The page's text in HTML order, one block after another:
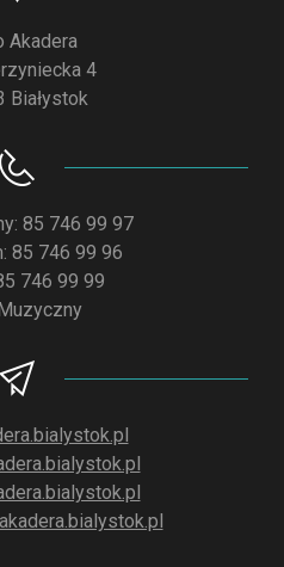
Akadera
4
Białystok
85 746 99 97
85 746 99 96
746 99 99